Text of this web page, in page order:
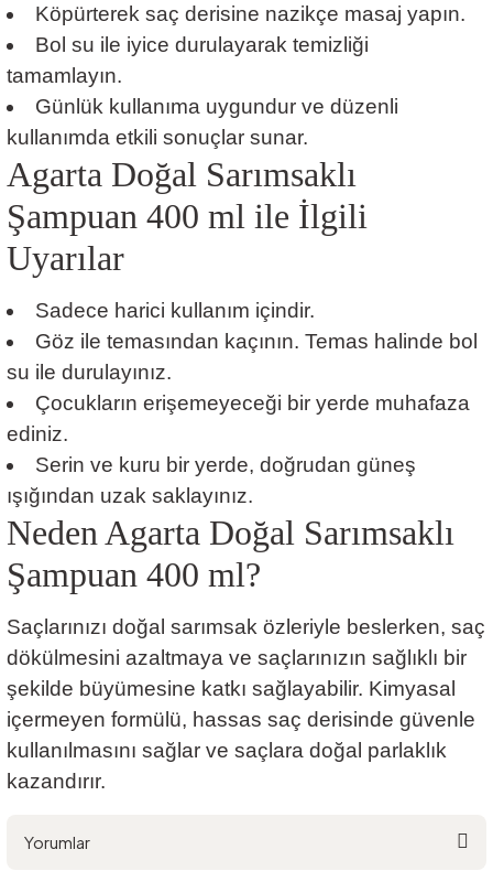
Köpürterek saç derisine nazikçe masaj yapın.
Bol su ile iyice durulayarak temizliği
tamamlayın.
Günlük kullanıma uygundur ve düzenli
kullanımda etkili sonuçlar sunar.
Agarta Doğal Sarımsaklı
Şampuan 400 ml ile İlgili
Uyarılar
Sadece harici kullanım içindir.
Göz ile temasından kaçının. Temas halinde bol
su ile durulayınız.
Çocukların erişemeyeceği bir yerde muhafaza
ediniz.
Serin ve kuru bir yerde, doğrudan güneş
ışığından uzak saklayınız.
Neden Agarta Doğal Sarımsaklı
Şampuan 400 ml?
Saçlarınızı doğal sarımsak özleriyle beslerken, saç
dökülmesini azaltmaya ve saçlarınızın sağlıklı bir
şekilde büyümesine katkı sağlayabilir. Kimyasal
içermeyen formülü, hassas saç derisinde güvenle
kullanılmasını sağlar ve saçlara doğal parlaklık
kazandırır.
Yorumlar